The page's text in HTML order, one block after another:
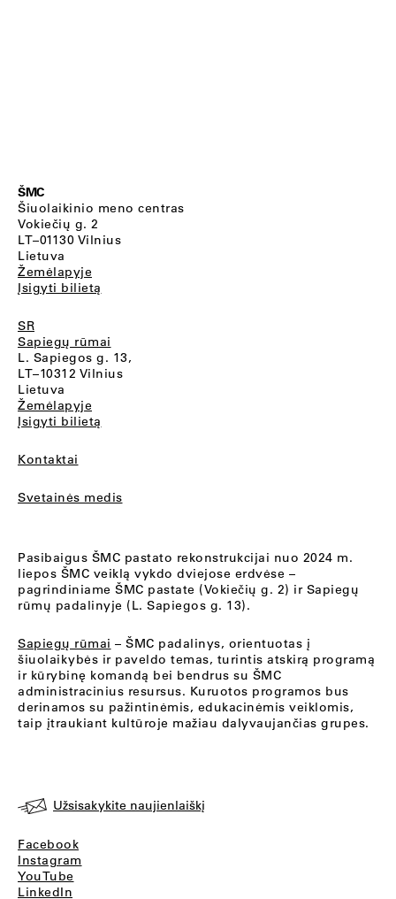
ŠMC
Šiuolaikinio meno centras
Vokiečių g. 2
LT–01130 Vilnius
Lietuva
Žemėlapyje
Įsigyti bilietą
SR
Sapiegų rūmai
L. Sapiegos g. 13,
LT–10312 Vilnius
Lietuva
Žemėlapyje
Įsigyti bilietą
Kontaktai
Svetainės medis
Pasibaigus ŠMC pastato rekonstrukcijai nuo 2024 m.
liepos ŠMC veiklą vykdo dviejose erdvėse –
pagrindiniame ŠMC pastate (Vokiečių g. 2) ir Sapiegų
rūmų padalinyje (L. Sapiegos g. 13).
Sapiegų rūmai – ŠMC padalinys, orientuotas į
šiuolaikybės ir paveldo temas, turintis atskirą programą
ir kūrybinę komandą bei bendrus su ŠMC
administracinius resursus. Kuruotos programos bus
derinamos su pažintinėmis, edukacinėmis veiklomis,
taip įtraukiant kultūroje mažiau dalyvaujančias grupes.
Užsisakykite naujienlaiškį
Facebook
Instagram
YouTube
LinkedIn